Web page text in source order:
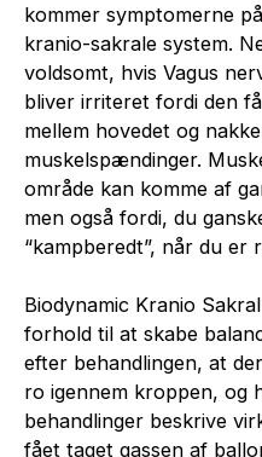
kommer symptomerne
kranio-sakrale system.
voldsomt, hvis Vagus
bliver irriteret fordi den
mellem hovedet og
muskelspændinger.
område kan komme af
men også fordi, du
“kampberedt”, når du er
Biodynamic Kranio
forhold til at skabe
efter behandlingen, at
ro igennem kroppen, og
behandlinger beskrive
fået taget gassen af